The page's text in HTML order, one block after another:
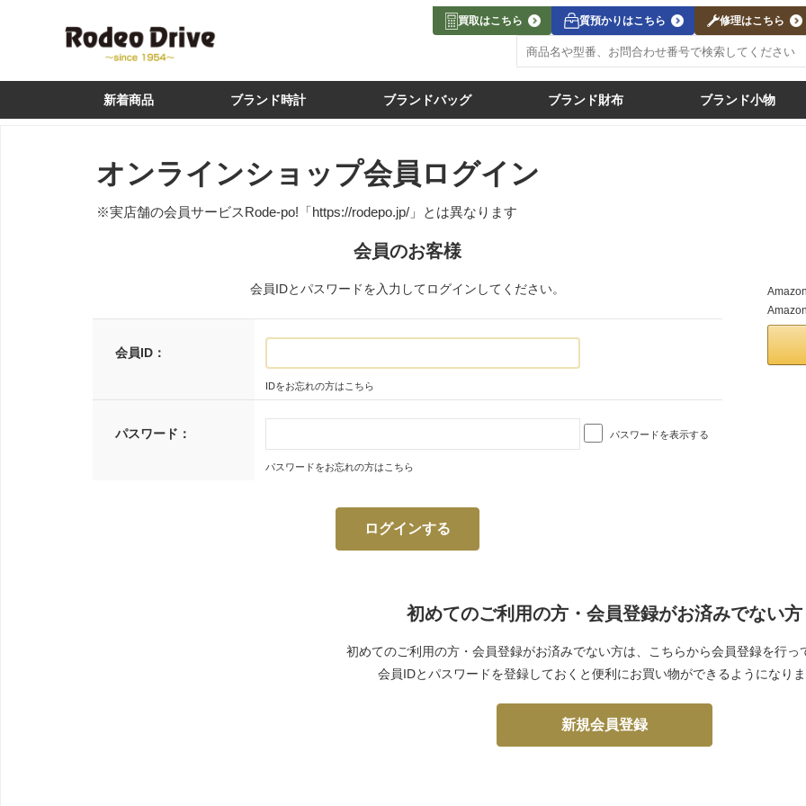
買取はこちら 質預かりはこちら 修理はこちら
新着商品 ブランド時計 ブランドバッグ ブランド財布 ブランド小物
オンラインショップ会員ログイン
※実店舗の会員サービスRode-po! 「https://rodepo.jp/」 とは異なります
会員のお客様
会員IDとパスワードを入力してログインしてください。
会員ID：
IDをお忘れの方はこちら
パスワード： パスワードを表示する
パスワードをお忘れの方はこちら
初めてのご利用の方・会員登録がお済みでない方
初めてのご利用の方・会員登録がお済みでない方は、こちらから会員登録を行っ
会員IDとパスワードを登録しておくと便利にお買い物ができるようになりま